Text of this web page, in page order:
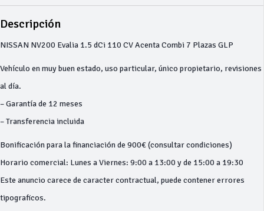
Descripción
NISSAN NV200 Evalia 1.5 dCi 110 CV Acenta Combi 7 Plazas GLP
Vehículo en muy buen estado, uso particular, único propietario, revisiones
al día.
– Garantía de 12 meses
– Transferencia incluida
Bonificación para la financiación de 900€ (consultar condiciones)
Horario comercial: Lunes a Viernes: 9:00 a 13:00 y de 15:00 a 19:30
Este anuncio carece de caracter contractual, puede contener errores
tipograficos.